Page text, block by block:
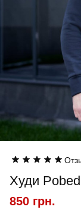
Худи
850 грн.